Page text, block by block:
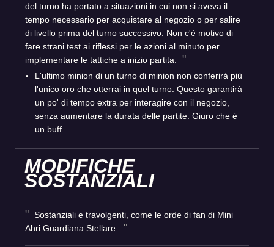
del turno ha portato a situazioni in cui non si aveva il
tempo necessario per acquistare al negozio o per salire
di livello prima del turno successivo. Non c'è motivo di
fare strani test ai riflessi per le azioni al minuto per
implementare le tattiche a inizio partita.
L'ultimo minion di un turno di minion non conferirà più
l'unico oro che otterrai in quel turno. Questo garantirà
un po' di tempo extra per interagire con il negozio,
senza aumentare la durata delle partite. Giuro che è
un buff
MODIFICHE
SOSTANZIALI
Sostanziali e travolgenti, come le orde di fan di Mini
Ahri Guardiana Stellare.